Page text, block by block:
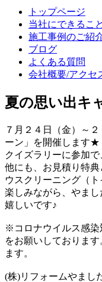
トップページ
当社にできること
施工事例のご紹
ブログ
よくある質問
会社概要/アクセ
夏の思い出キ
７月２４日（金）～
ーン」を開催します★
クイズラリーに参加
他にも、お見積り特
ウスクリーニング（
楽しみながら、やま
嬉しいです♪
※コロナウイルス感染
をお願いしておりま
ます。
(株)リフォームやま